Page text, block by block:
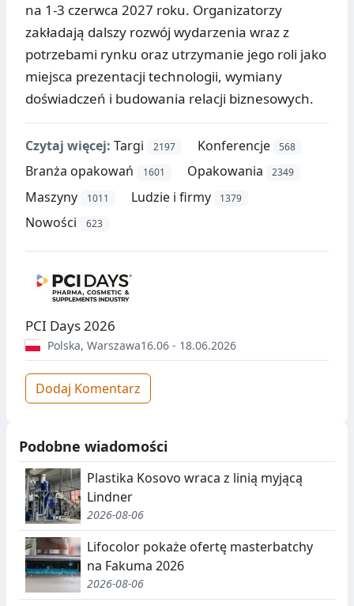
na 1-3 czerwca 2027 roku. Organizatorzy
zakładają dalszy rozwój wydarzenia wraz z
potrzebami rynku oraz utrzymanie jego roli jako
miejsca prezentacji technologii, wymiany
doświadczeń i budowania relacji biznesowych.
Czytaj więcej: Targi 2197 Konferencje 568
Branża opakowań 1601 Opakowania 2349
Maszyny 1011 Ludzie i firmy 1379
Nowości 623
PCI Days 2026
Polska, Warszawa16.06 - 18.06.2026
Dodaj Komentarz
Podobne wiadomości
Plastika Kosovo wraca z linią myjącą
Lindner
2026-08-06
Lifocolor pokaże ofertę masterbatchy
na Fakuma 2026
2026-08-06